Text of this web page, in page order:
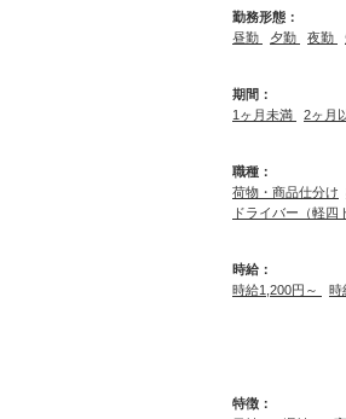
勤務形態：
昼勤
夕勤 夜勤
期間：
1ヶ月未満
2ヶ月
職種：
荷物・商品仕分け
ドライバー（軽四
時給：
時給1,200円～
時
特徴：